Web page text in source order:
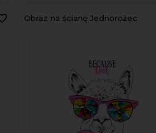
Obraz na ścianę Jednorożec